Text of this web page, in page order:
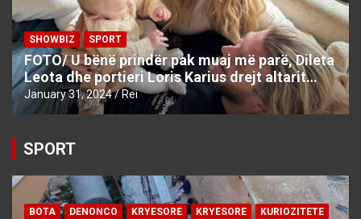
SHOWBIZ SPORT
FOTO/ U bënë prindër pak muaj më parë, Dileta
Leota dhe portieri Loris Karius drejt altarit…
January 31, 2024 Rei
SPORT
BOTA DENONCO KRYESORE KRYESORE
KURIOZITETE